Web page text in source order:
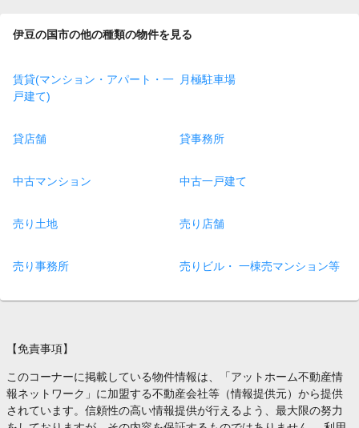
伊豆の国市の他の種類の物件を見る
賃貸(マンション・アパート・一
戸建て)
月極駐車場
貸店舗 貸事務所
中古マンション 中古一戸建て
売り土地 売り店舗
売り事務所 売りビル・ 一棟売マンション等
【免責事項】
このコーナーに掲載している物件情報は、「アットホーム不動産情
報ネットワーク」に加盟する不動産会社等（情報提供元）から提供
されています。信頼性の高い情報提供が行えるよう、最大限の努力